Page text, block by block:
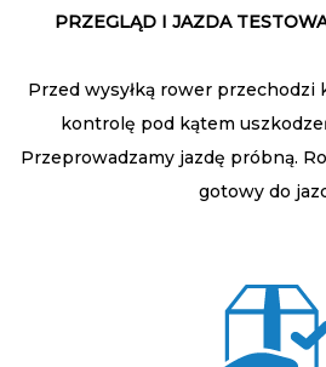
PRZEGLĄD I JAZDA
Przed wysyłką rower
kontrolę pod kątem
Przeprowadzamy jazdę próbną.
gotowy do